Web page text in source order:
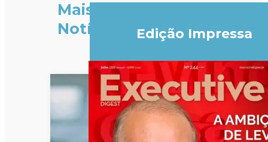
Mais
Notícias
Edição Impressa